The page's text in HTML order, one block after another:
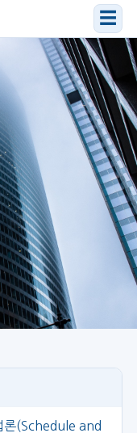
☰
론(Schedule and